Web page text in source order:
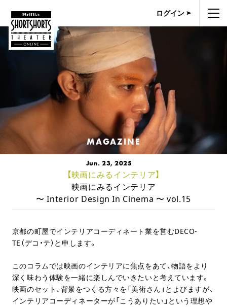
ログイン
MAGAZINE
Jun. 23, 2025
【映画にみるインテリア】
映画にみるインテリア
〜 Interior Design In Cinema 〜 vol.15
京都の町屋でインテリアコーディネート業を営むDECO-
TE（デコ・テ）と申します。
このコラムでは映画のインテリアに焦点をあて、物語をより
深く味わう体験を一緒に楽しんでいきたいと考えています。
映画のセット、背景をつくる方々を「美術さん」とよびますが、
インテリアコーディネーターが「こうありたい」という理想や